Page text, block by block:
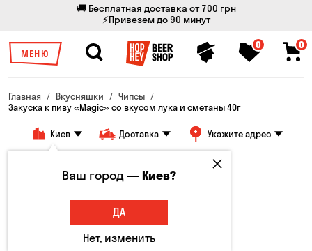
🚚 Бесплатная доставка от 700 грн
⚡Привезем до 90 минут
МЕНЮ
0 0
Главная Вкусняшки
Чипсы
Закуска к пиву «Magic» со вкусом лука и сметаны 40г
Киев Доставка Укажите адрес
Ваш город —Киев?
ДА
Нет, изменить